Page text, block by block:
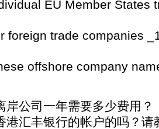
EU Member States
foreign trade companies
offshore company
岸公司一年需要多少费用？
港汇丰银行的帐户的吗？请